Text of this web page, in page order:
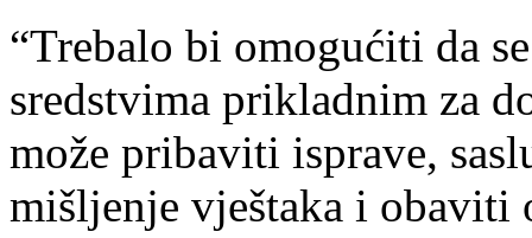
“Trebalo bi omogućiti da
sredstvima prikladnim za
može pribaviti isprave,
mišljenje vještaka i obaviti